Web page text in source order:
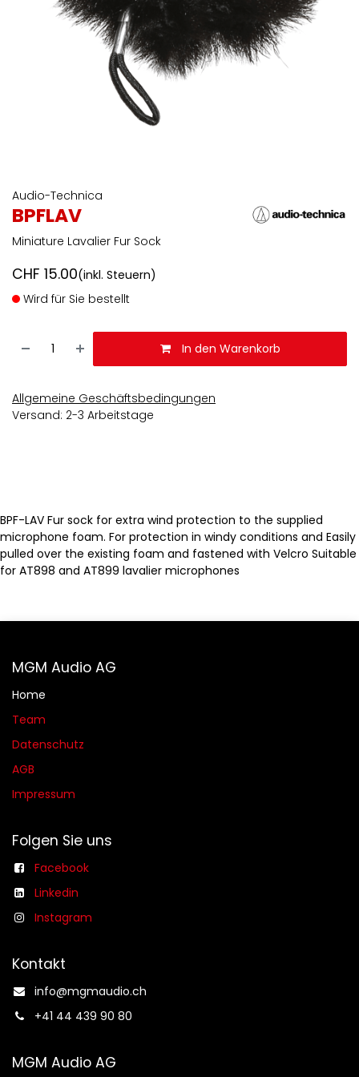
Audio-Technica
BPFLAV
Miniature Lavalier Fur Sock
CHF 15.00(inkl. Steuern)
Wird für Sie bestellt
In den Warenkorb
Allgemeine Geschäftsbedingungen
Versand: 2-3 Arbeitstage
BPF-LAV Fur sock for extra wind protection to the supplied
microphone foam. For protection in windy conditions and Easily
pulled over the existing foam and fastened with Velcro Suitable
for AT898 and AT899 lavalier microphones
MGM Audio AG
Home
Team
Datenschutz
AGB​​
Impressum
Folgen Sie uns
Facebook
Linkedin
Instagram
Kontakt
info@mgmaudio.ch​
+41 44 439 90 80
MGM Audio AG